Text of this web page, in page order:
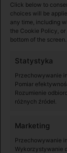
Click below to
choices will be
any time, including
the Cookie Policy,
bottom of the screen.
Statystyka
Przechowywanie
Pomiar
Rozumienie
różnych źródeł.
Marketing
Przechowywanie
Wykorzystywanie
6 godzin
Wejście: 100-
Wyjście: 5 V 3